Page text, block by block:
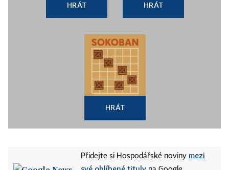
HRÁT HRÁT
HRÁT
Přidejte si Hospodářské noviny mezi